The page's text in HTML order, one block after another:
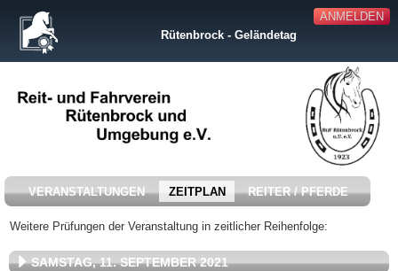
ANMELDEN
Rütenbrock - Geländetag
VERANSTALTUNGEN ZEITPLAN REITER / PFERDE
Weitere Prüfungen der Veranstaltung in zeitlicher Reihenfolge:
SAMSTAG, 11. SEPTEMBER 2021